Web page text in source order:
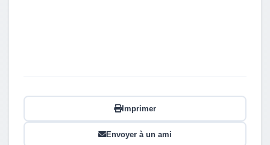
Imprimer
Envoyer à un ami